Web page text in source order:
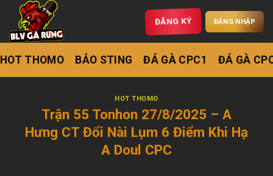
ĐĂNG KÝ ĐĂNG NHẬP
HOT THOMO BẢO STING ĐÁ GÀ CPC1 ĐÁ GÀ
HOT THOMO
Trận 55 Tonhon 27/8/2025 – A
Hưng CT Đổi Nài Lụm 6 Điểm Khi Hạ
A Doul CPC